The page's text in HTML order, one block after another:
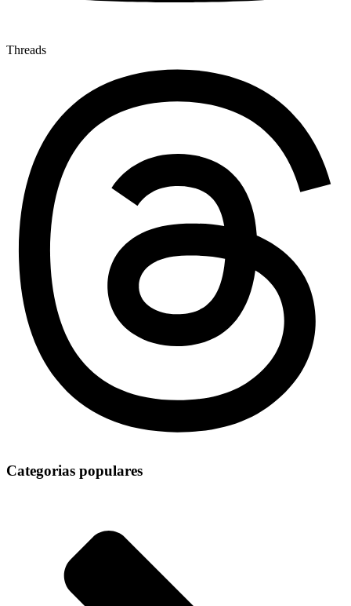
Threads
Categorias populares